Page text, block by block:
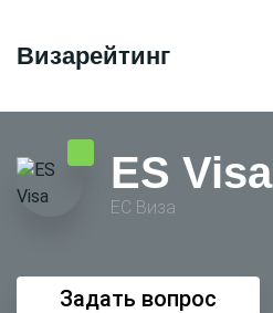
Визарейтинг
ES Visa
ЕС Виза
Задать вопрос